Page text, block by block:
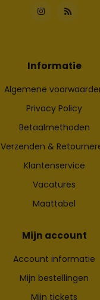
Informatie
Algemene
Privacy Policy
Betaalmethoden
Verzenden &
Klantenservice
Vacatures
Maattabel
Mijn account
Account informatie
Mijn bestellingen
Mijn tickets